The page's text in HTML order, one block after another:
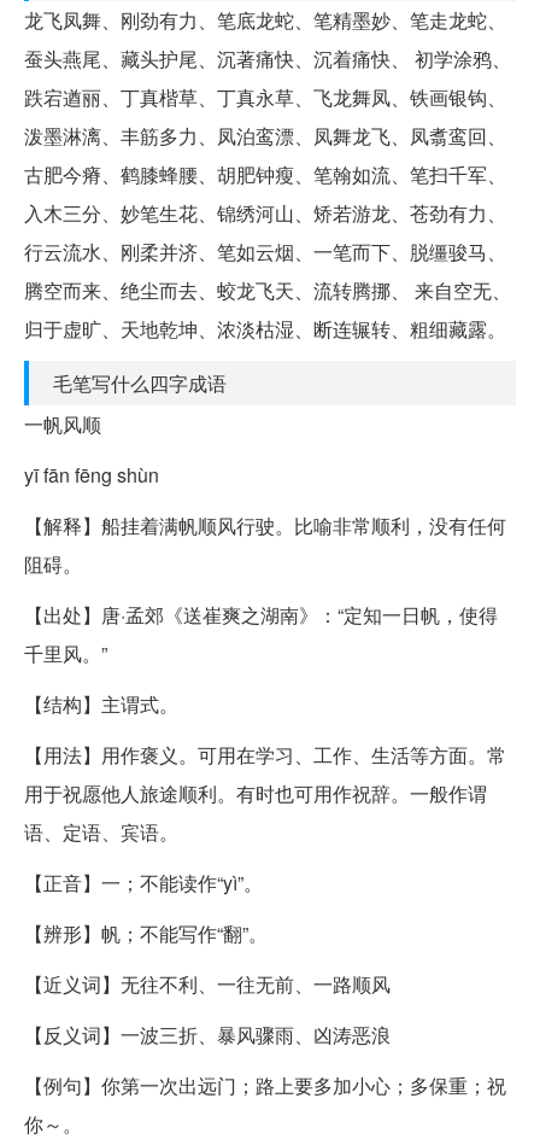
龙飞凤舞、刚劲有力、笔底龙蛇、笔精墨妙、笔走龙蛇、
蚕头燕尾、藏头护尾、沉著痛快、沉着痛快、 初学涂鸦、
跌宕遒丽、丁真楷草、丁真永草、飞龙舞凤、铁画银钩、
泼墨淋漓、丰筋多力、凤泊鸾漂、凤舞龙飞、凤翥鸾回、
古肥今瘠、鹤膝蜂腰、胡肥钟瘦、笔翰如流、笔扫千军、
入木三分、妙笔生花、锦绣河山、矫若游龙、苍劲有力、
行云流水、刚柔并济、笔如云烟、一笔而下、脱缰骏马、
腾空而来、绝尘而去、蛟龙飞天、流转腾挪、 来自空无、
归于虚旷、天地乾坤、浓淡枯湿、断连辗转、粗细藏露。
毛笔写什么四字成语
一帆风顺
yī fān fēng shùn
【解释】船挂着满帆顺风行驶。比喻非常顺利，没有任何
阻碍。
【出处】唐·孟郊《送崔爽之湖南》：“定知一日帆，使得
千里风。”
【结构】主谓式。
【用法】用作褒义。可用在学习、工作、生活等方面。常
用于祝愿他人旅途顺利。有时也可用作祝辞。一般作谓
语、定语、宾语。
【正音】一；不能读作“yì”。
【辨形】帆；不能写作“翻”。
【近义词】无往不利、一往无前、一路顺风
【反义词】一波三折、暴风骤雨、凶涛恶浪
【例句】你第一次出远门；路上要多加小心；多保重；祝
你～。